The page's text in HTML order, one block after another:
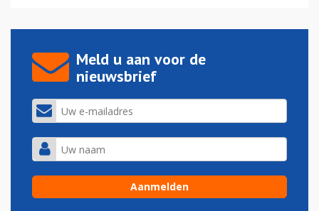
Meld u aan voor de
nieuwsbrief